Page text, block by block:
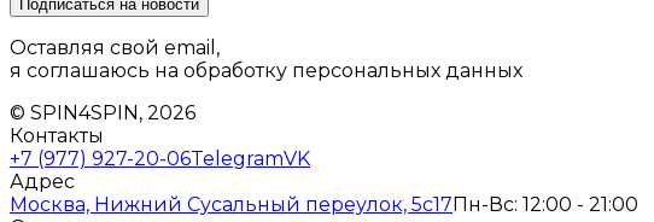
Подписаться на новости
Оставляя свой email,
я соглашаюсь на обработку персональных данных
© SPIN4SPIN, 2026
Контакты
+7 (977) 927-20-06TelegramVK
Адрес
Москва, Нижний Сусальный переулок, 5с17 Пн-Вс: 12:00 - 21:00